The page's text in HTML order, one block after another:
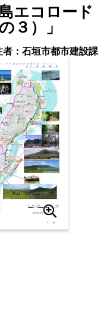
エコロード
３）」
者：石垣市都市建設課